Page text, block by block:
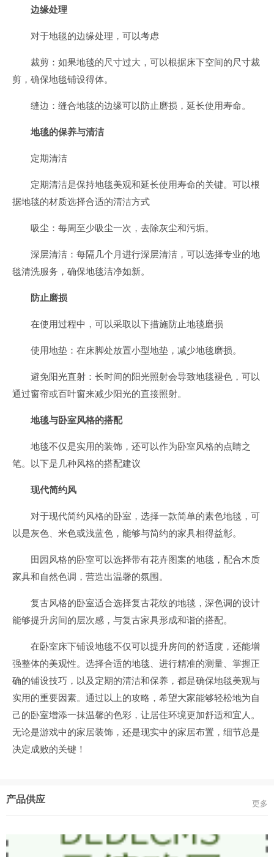
边缘处理
对于地毯的边缘处理，可以考虑
裁剪：如果地毯的尺寸过大，可以根据床下空间的尺寸裁
剪，确保地毯铺设得体。
缝边：缝合地毯的边缘可以防止磨损，延长使用寿命。
地毯的保养与清洁
定期清洁
定期清洁是保持地毯美观和延长使用寿命的关键。可以根
据地毯的材质选择合适的清洁方式
吸尘：每周至少吸尘一次，去除灰尘和污垢。
深层清洁：每隔几个月进行深层清洁，可以选择专业的地
毯清洗服务，确保地毯洁净如新。
防止磨损
在使用过程中，可以采取以下措施防止地毯磨损
使用地垫：在床脚处放置小型地垫，减少地毯磨损。
避免阳光直射：长时间的阳光照射会导致地毯褪色，可以
通过窗帘或百叶窗来减少阳光的直接照射。
地毯与卧室风格的搭配
地毯不仅是实用的装饰，还可以作为卧室风格的点睛之
笔。以下是几种风格的搭配建议
现代简约风
对于现代简约风格的卧室，选择一款简单的素色地毯，可
以是灰色、米色或浅蓝色，能够与简约的家具相得益彰。
田园风格的卧室可以选择带有花卉图案的地毯，配合木质
家具和自然色调，营造出温馨的氛围。
复古风格的卧室适合选择复古花纹的地毯，深色调的设计
能够提升房间的层次感，与复古家具形成和谐的搭配。
在卧室床下铺设地毯不仅可以提升房间的舒适度，还能增
强整体的美观性。选择合适的地毯、进行精准的测量、掌握正
确的铺设技巧，以及定期的清洁和保养，都是确保地毯美观与
实用的重要因素。通过以上的攻略，希望大家能够轻松地为自
己的卧室增添一抹温馨的色彩，让居住环境更加舒适和宜人。
无论是游戏中的家居装饰，还是现实中的家居布置，细节总是
决定成败的关键！
产品供应 更多